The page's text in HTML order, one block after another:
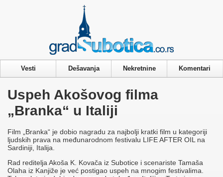
Vesti Dešavanja Nekretnine Komentari
Uspeh Akošovog filma
„Branka“ u Italiji
Film „Branka“ je dobio nagradu za najbolji kratki film u kategoriji
ljudskih prava na međunarodnom festivalu LIFE AFTER OIL na
Sardiniji, Italija.
Rad reditelja Akoša K. Kovača iz Subotice i scenariste Tamaša
Olaha iz Kanjiže je već postigao uspeh na mnogim festivalima.
Privacy & Cookies Policy